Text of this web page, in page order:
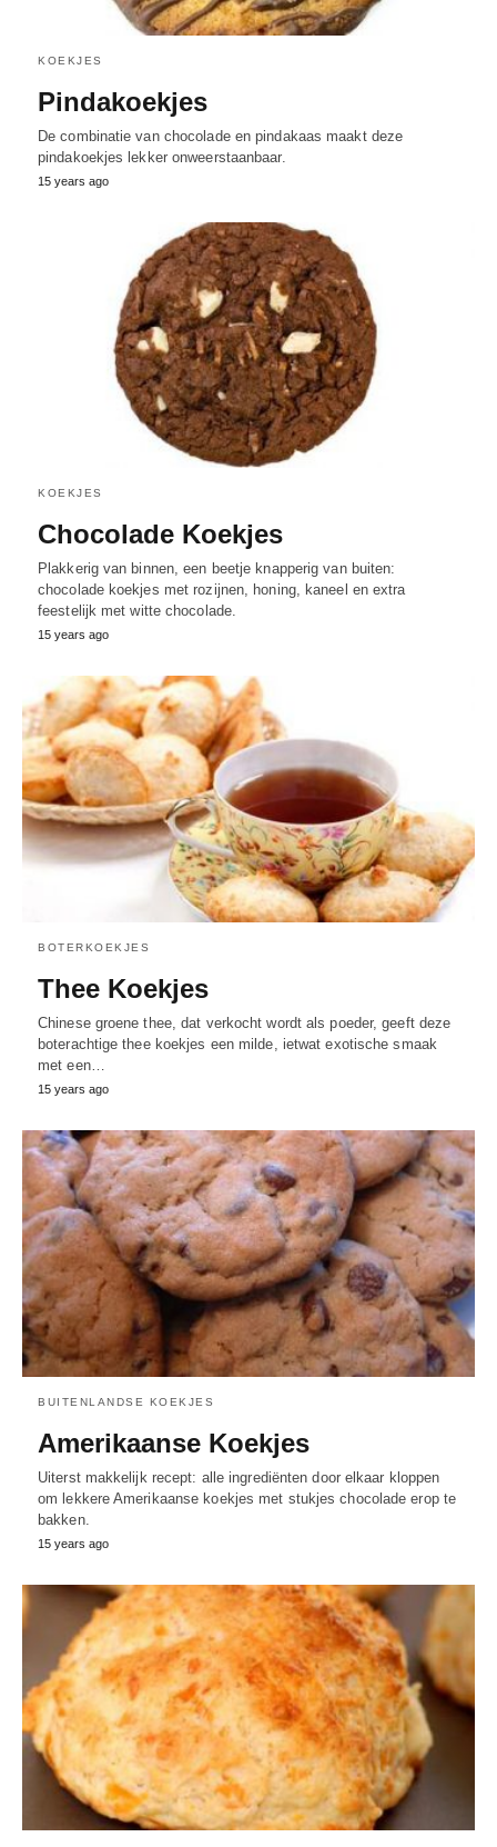
KOEKJES
Pindakoekjes
De combinatie van chocolade en pindakaas maakt deze
pindakoekjes lekker onweerstaanbaar.
15 years ago
KOEKJES
Chocolade Koekjes
Plakkerig van binnen, een beetje knapperig van buiten:
chocolade koekjes met rozijnen, honing, kaneel en extra
feestelijk met witte chocolade.
15 years ago
BOTERKOEKJES
Thee Koekjes
Chinese groene thee, dat verkocht wordt als poeder, geeft deze
boterachtige thee koekjes een milde, ietwat exotische smaak
met een…
15 years ago
BUITENLANDSE KOEKJES
Amerikaanse Koekjes
Uiterst makkelijk recept: alle ingrediënten door elkaar kloppen
om lekkere Amerikaanse koekjes met stukjes chocolade erop te
bakken.
15 years ago